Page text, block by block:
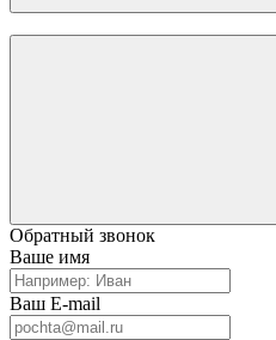
Обратный звонок
Ваше имя
Ваш E-mail